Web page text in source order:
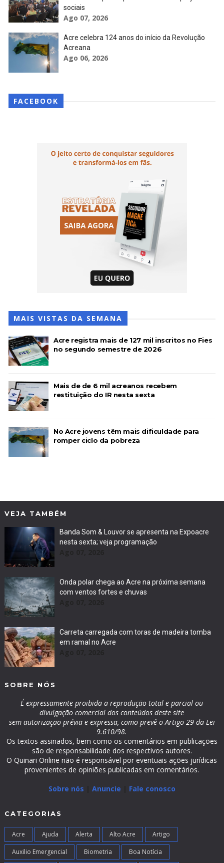
sociais
Ago 07, 2026
Acre celebra 124 anos do início da Revolução
Acreana
Ago 06, 2026
FACEBOOK
MAIS VISTAS DA SEMANA
Acre registra mais de 127 mil inscritos no Fies
no segundo semestre de 2026
Mais de de 6 mil acreanos recebem
restituição do IR nesta sexta
No Acre jovens têm mais dificuldade para
romper ciclo da pobreza
VEJA TAMBÉM
Banda Som & Louvor se apresenta na Expoacre
nesta sexta; veja programação
Onda polar chega ao Acre na próxima semana
com ventos fortes e chuvas
Carreta carregada com toras de madeira tomba
em ramal no Acre
SOBRE NÓS
É expressamente proibida a reprodução total e parcial ou
divulgação comercial dos conteúdos deste site
sem autorização prévia e expressa, como prevê o Artigo 29 da Lei
9.610/98.
Os textos assinados, bem como os comentários em publicações
são de responsabilidade dos respectivos autores.
O Quinari Online não é responsável por eventuais ações jurídicas
provenientes de opiniões publicadas em comentários.
Sobre nós
Anuncie Fale conosco
CATEGORIAS
Acre Ajuda Alerta Alto Acre Artigo
Auxilio Emergencial Biometria Boa Notícia